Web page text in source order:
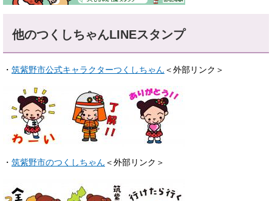
他のつくしちゃんLINEスタンプ
・ 筑紫野市公式キャラクターつくしちゃん ＜外部リンク＞
・ 筑紫野市のつくしちゃん ＜外部リンク＞